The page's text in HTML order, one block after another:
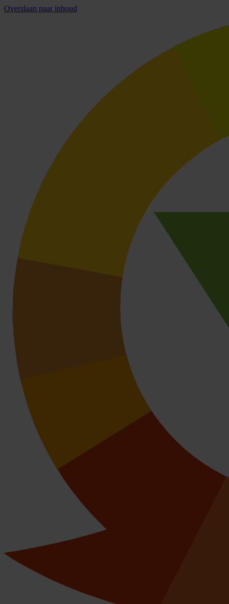
Overslaan naar inhoud